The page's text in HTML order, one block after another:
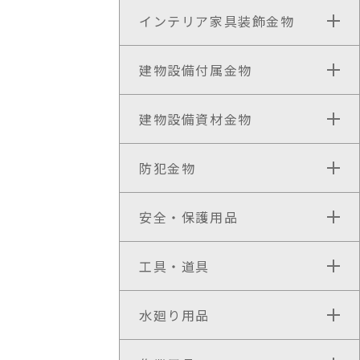
インテリア家具装飾金物
建物設備付属金物
建物設備資材金物
防犯金物
安全・保護用品
工具・道具
水廻り用品